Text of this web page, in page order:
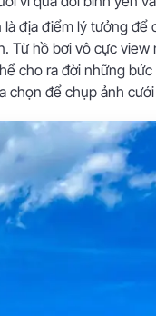
địa điểm lý tưởng để
Từ hồ bơi vô cực
cho ra đời những bức
để chụp ảnh